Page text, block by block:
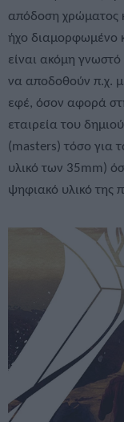
απόδοση χρώματος
ήχο διαμορφωμένο
είναι ακόμη γνωστό
να αποδοθoύν π.χ.
εφέ, όσον αφορά
εταιρεία του
(masters) τόσο για
υλικό των 35mm)
ψηφιακό υλικό της